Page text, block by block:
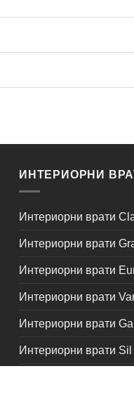
ИНТЕРИОРНИ
Интериорни врати
Интериорни врати
Интериорни врати
Интериорни врати
Интериорни врати
Интериорни врати